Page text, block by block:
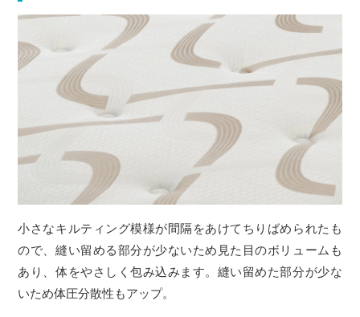
小さなキルティング模様が間隔をあけてちりばめられたも
ので、縫い留める部分が少ないため見た目のボリュームも
あり、体をやさしく包み込みます。縫い留めた部分が少な
いため体圧分散性もアップ。